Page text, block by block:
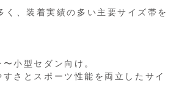
く、装着実績の多い主要サイズ帯を
小型セダン向け。
すさとスポーツ性能を両立したサイ